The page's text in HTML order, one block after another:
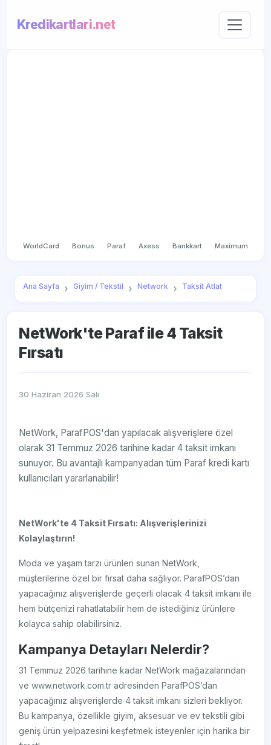
Kredikartlari.net
WorldCard Bonus Paraf Axess Bankkart Maximum
Ana Sayfa Giyim / Tekstil Network Taksit Atlat
NetWork'te Paraf ile 4 Taksit
Fırsatı
30 Haziran 2026 Salı
NetWork, ParafPOS'dan yapılacak alışverişlere özel
olarak 31 Temmuz 2026 tarihine kadar 4 taksit imkanı
sunuyor. Bu avantajlı kampanyadan tüm Paraf kredi kartı
kullanıcıları yararlanabilir!
NetWork'te 4 Taksit Fırsatı: Alışverişlerinizi
Kolaylaştırın!
Moda ve yaşam tarzı ürünleri sunan NetWork,
müşterilerine özel bir fırsat daha sağlıyor. ParafPOS’dan
yapacağınız alışverişlerde geçerli olacak 4 taksit imkanı ile
hem bütçenizi rahatlatabilir hem de istediğiniz ürünlere
kolayca sahip olabilirsiniz.
Kampanya Detayları Nelerdir?
31 Temmuz 2026 tarihine kadar NetWork mağazalarından
ve www.network.com.tr adresinden ParafPOS’dan
yapacağınız alışverişlerde 4 taksit imkanı sizleri bekliyor.
Bu kampanya, özellikle giyim, aksesuar ve ev tekstili gibi
geniş ürün yelpazesini keşfetmek isteyenler için harika bir